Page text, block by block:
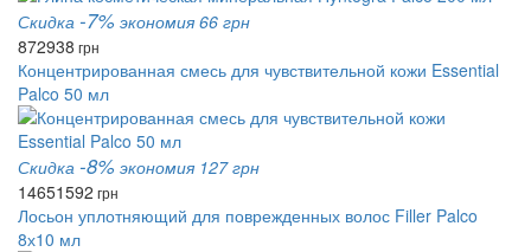
Скидка -7% экономия 66 грн
872938 грн
Концентрированная смесь для чувствительной кожи Essential
Palco 50 мл
Скидка -8% экономия 127 грн
14651592 грн
Лосьон уплотняющий для поврежденных волос Filler Palco
8х10 мл